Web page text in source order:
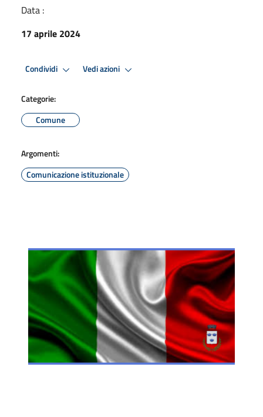
Data :
17 aprile 2024
Condividi Vedi azioni
Categorie:
Comune
Argomenti:
Comunicazione istituzionale